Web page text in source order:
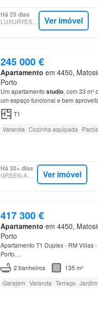
Há 25 dias
LUXURYESTATE Ver imóvel
245 000 €
Apartamento em 4450,
Porto
Um apartamento studio, com 33 m²
um espaço funcional e bem
T1
Varanda Cozinha equipada
Há 30+ dias
GREEN-ACRES Ver imóvel
417 300 €
Apartamento em 4450,
Porto
Apartamento T1 Duplex - RM Villas -
Porto…
2 banheiros
135 m²
Garajem Varanda Terraço Jardim